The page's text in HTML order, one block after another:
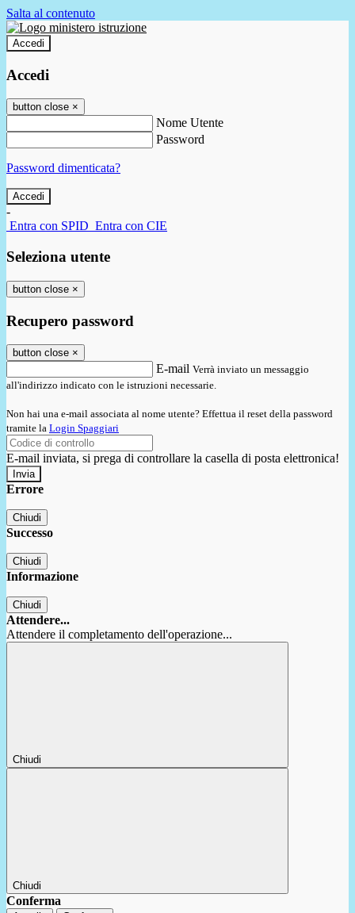
Salta al contenuto
Accedi
Accedi
button close ×
Nome Utente
Password
Password dimenticata?
-
Entra con SPID Entra con CIE
Seleziona utente
button close ×
Recupero password
button close ×
E-mail Verrà inviato un messaggio
all'indirizzo indicato con le istruzioni necessarie.
Non hai una e-mail associata al nome utente? Effettua il reset della password
tramite la Login Spaggiari
E-mail inviata, si prega di controllare la casella di posta elettronica!
Errore
Chiudi
Successo
Chiudi
Informazione
Chiudi
Attendere...
Attendere il completamento dell'operazione...
Chiudi
Chiudi
Conferma